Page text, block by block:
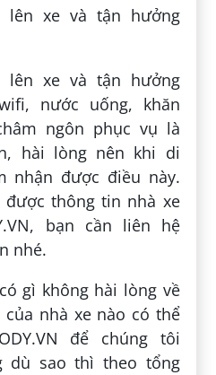
lên xe và tận hưởng
lên xe và tận hưởng
nước uống, khăn
ngôn phục vụ là
hài lòng nên khi di
nhận được điều này.
thông tin nhà xe
bạn cần liên hệ
nhé.
gì không hài lòng về
nhà xe nào có thể
để chúng tôi
dù sao thì theo tổng